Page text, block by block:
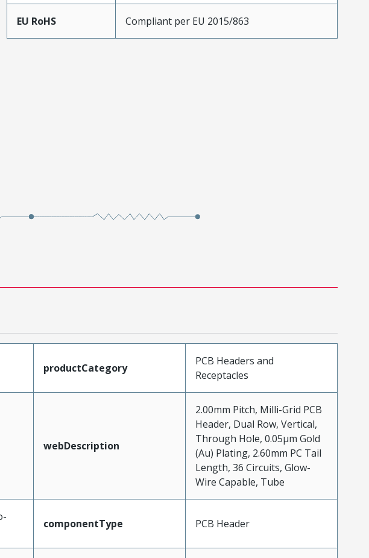
EU RoHS Compliant per EU 2015/863
productCategory
PCB Headers and
Receptacles
webDescription
2.00mm Pitch, Milli-Grid PCB
Header, Dual Row, Vertical,
Through Hole, 0.05µm Gold
(Au) Plating, 2.60mm PC Tail
Length, 36 Circuits, Glow-
Wire Capable, Tube
componentType PCB Header